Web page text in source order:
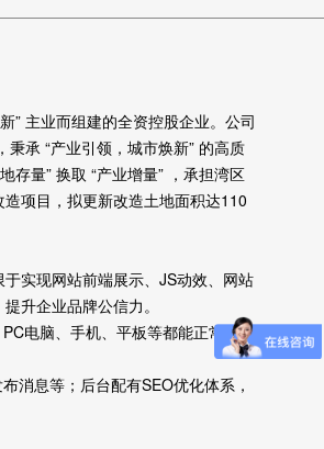
” 主业而组建的全资控股企业。公司
承 “产业引领，城市焕新” 的高质
存量” 换取 “产业增量” ，承担湾区
项目，拟更新改造土地面积达110
实现网站前端展示、JS动效、网站
升企业品牌公信力。
电脑、手机、平板等都能正常阅览
消息等；后台配有SEO优化体系，